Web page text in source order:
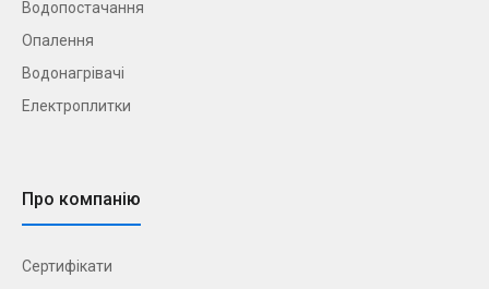
Водопостачання
Опалення
Водонагрівачі
Електроплитки
Про компанію
Сертифікати